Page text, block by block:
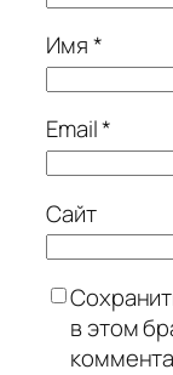
Имя*
Email*
Сайт
в этом